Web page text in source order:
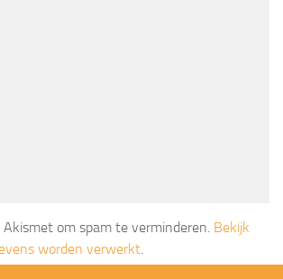
Akismet om spam te verminderen. Bekijk
worden verwerkt.